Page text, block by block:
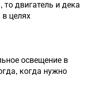
то двигатель и дека
целях
освещение в
когда нужно